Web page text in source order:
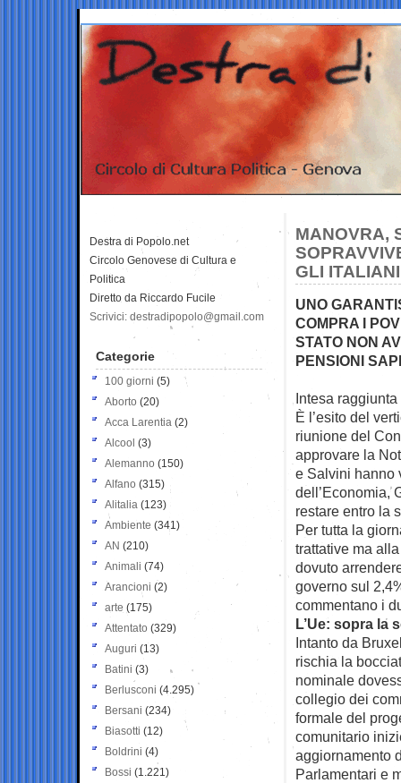
MANOVRA,
GLI ITALIANI
UNO
COMPRA I
STATO NON
PENSIONI
Intesa
È l’esito del
riunione del
approvare la
e Salvini hanno
dell’Economia,
restare entro la
Per tutta la
trattative ma
dovuto
governo sul
commentano i
L’Ue: sopra la
Intanto da
rischia la
nominale
collegio dei
formale del
comunitario
aggiornamento
Parlamentari e
Destra di Popolo.net
Circolo Genovese di Cultura e
Politica
Diretto da Riccardo Fucile
Scrivici: destradipopolo@gmail.com
Categorie
100 giorni (5)
Aborto (20)
Acca Larentia (2)
Alcool (3)
Alemanno (150)
Alfano (315)
Alitalia (123)
Ambiente (341)
AN (210)
Animali (74)
Arancioni (2)
arte (175)
Attentato (329)
Auguri (13)
Batini (3)
Berlusconi (4.295)
Bersani (234)
Biasotti (12)
Boldrini (4)
Bossi (1.221)